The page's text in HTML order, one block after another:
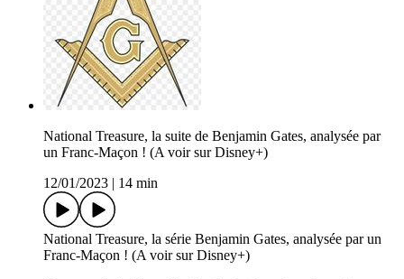
National Treasure, la suite de Benjamin Gates, analysée par
un Franc-Maçon ! (A voir sur Disney+)
12/01/2023
14 min
National Treasure, la série Benjamin Gates, analysée par un
Franc-Maçon ! (A voir sur Disney+)